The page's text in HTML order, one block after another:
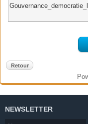
Retour
NEWSLETTER